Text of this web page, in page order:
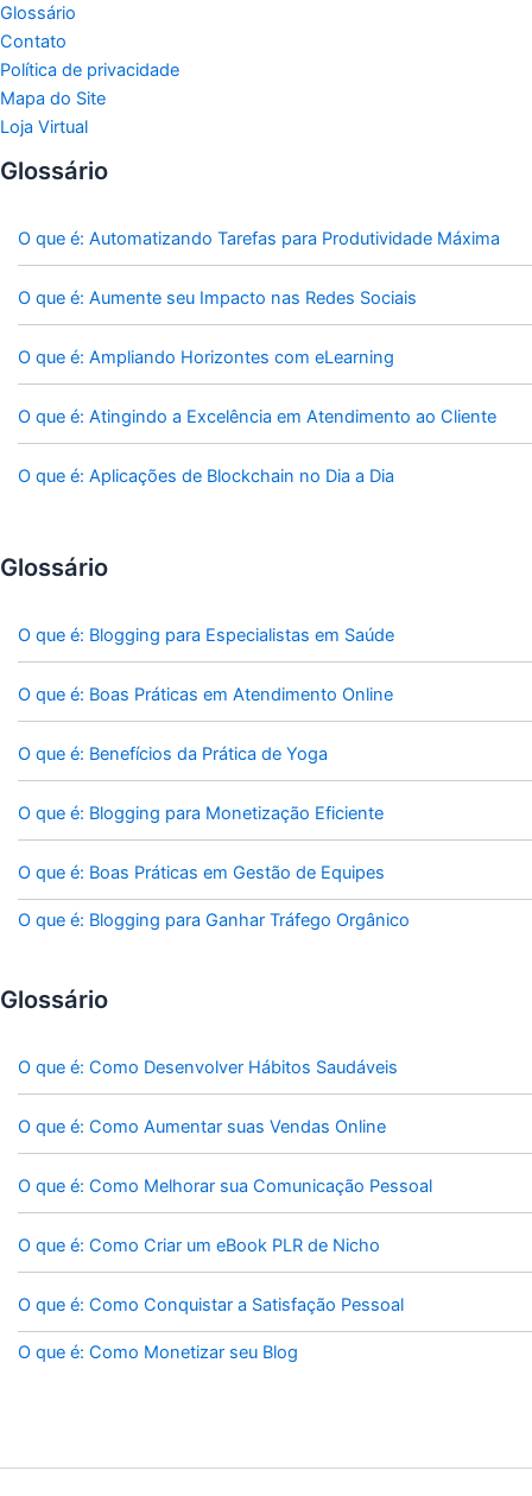
Glossário
Contato
Política de privacidade
Mapa do Site
Loja Virtual
Glossário
O que é: Automatizando Tarefas para Produtividade Máxima
O que é: Aumente seu Impacto nas Redes Sociais
O que é: Ampliando Horizontes com eLearning
O que é: Atingindo a Excelência em Atendimento ao Cliente
O que é: Aplicações de Blockchain no Dia a Dia
Glossário
O que é: Blogging para Especialistas em Saúde
O que é: Boas Práticas em Atendimento Online
O que é: Benefícios da Prática de Yoga
O que é: Blogging para Monetização Eficiente
O que é: Boas Práticas em Gestão de Equipes
O que é: Blogging para Ganhar Tráfego Orgânico
Glossário
O que é: Como Desenvolver Hábitos Saudáveis
O que é: Como Aumentar suas Vendas Online
O que é: Como Melhorar sua Comunicação Pessoal
O que é: Como Criar um eBook PLR de Nicho
O que é: Como Conquistar a Satisfação Pessoal
O que é: Como Monetizar seu Blog